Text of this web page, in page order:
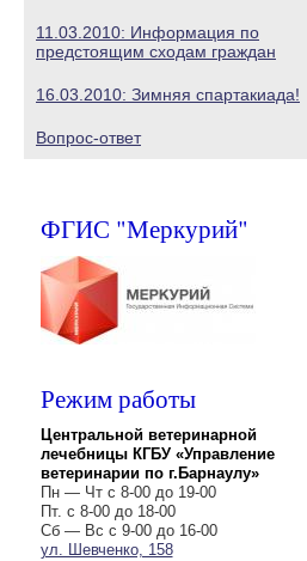
11.03.2010: Информация по
предстоящим сходам граждан
16.03.2010: Зимняя спартакиада!
Вопрос-ответ
ФГИС "Меркурий"
Режим работы
Центральной ветеринарной
лечебницы КГБУ «Управление
ветеринарии по г.Барнаулу»
Пн — Чт с 8-00 до 19-00
Пт. с 8-00 до 18-00
Сб — Вс с 9-00 до 16-00
ул. Шевченко, 158